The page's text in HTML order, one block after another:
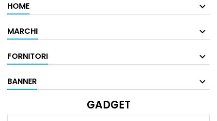
HOME
MARCHI
FORNITORI
BANNER
GADGET